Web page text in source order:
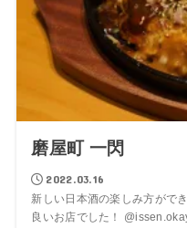
磨屋町 一閃
2022.03.16
新しい日本酒の楽しみ方がで
良いお店でした！